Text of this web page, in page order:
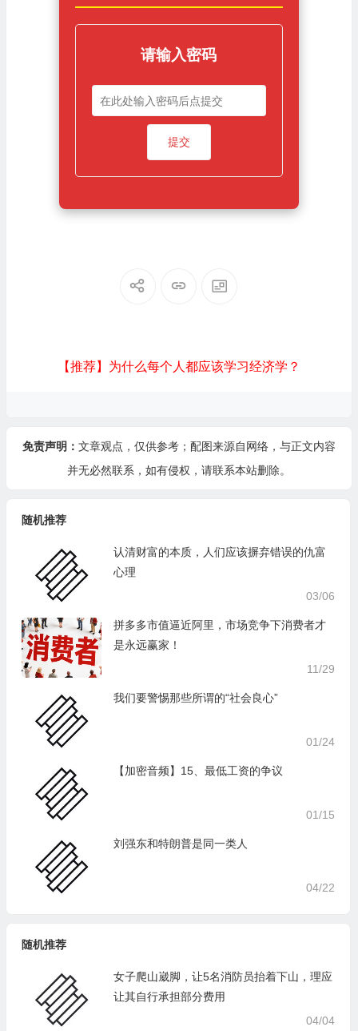
请输入密码
【推荐】为什么每个人都应该学习经济学？
免责声明： 文章观点，仅供参考；配图来源自网络，与正文内容
并无必然联系，如有侵权，请联系本站删除。
随机推荐
认清财富的本质，人们应该摒弃错误的仇富
心理
03/06
拼多多市值逼近阿里，市场竞争下消费者才
是永远赢家！
11/29
我们要警惕那些所谓的“社会良心”
01/24
【加密音频】15、最低工资的争议
01/15
刘强东和特朗普是同一类人
04/22
随机推荐
女子爬山崴脚，让5名消防员抬着下山，理应
让其自行承担部分费用
04/04